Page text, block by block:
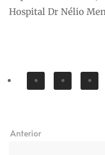
Hospital Dr Nélio
Anterior